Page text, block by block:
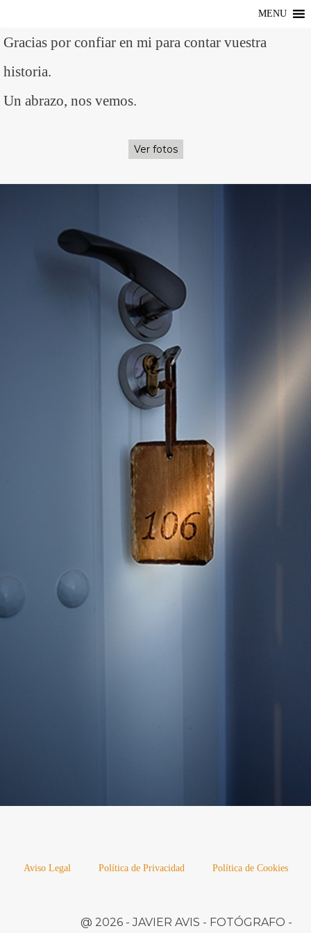
MENU
Gracias por confiar en mi para contar vuestra
historia.
Un abrazo, nos vemos.
Ver fotos
Aviso Legal Política de Privacidad Política de Cookies
@ 2026 -JAVIER AVIS - FOTÓGRAFO -